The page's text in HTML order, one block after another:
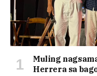
Muling
Herrera sa